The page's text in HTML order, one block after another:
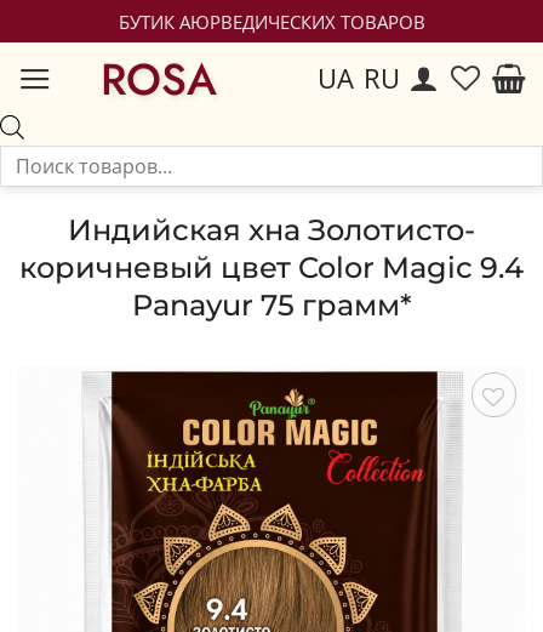
БУТИК АЮРВЕДИЧЕСКИХ ТОВАРОВ
ROSA UA RU
Индийская хна Золотисто-
коричневый цвет Color Magic 9.4
Panayur 75 грамм*
Сохранить